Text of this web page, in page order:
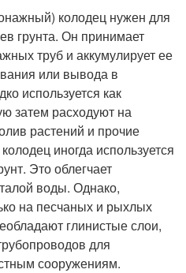
колодец нужен для
грунта. Он принимает
труб и аккумулирует ее
или вывода в
используется как
затем расходуют на
растений и прочие
иногда используется
Это облегчает
воды. Однако,
на песчаных и рыхлых
глинистые слои,
для
сооружениям.